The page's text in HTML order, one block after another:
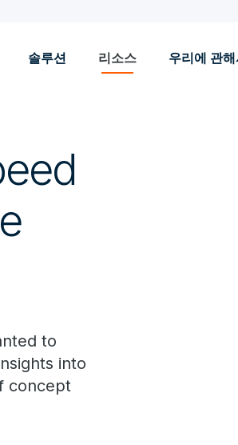
솔루션 리소스 우리에 관해
to
into
concept